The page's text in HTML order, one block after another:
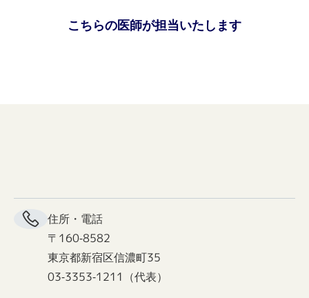
こちらの医師が担当いたします
住所・電話
〒160-8582
東京都新宿区信濃町35
03-3353-1211（代表）